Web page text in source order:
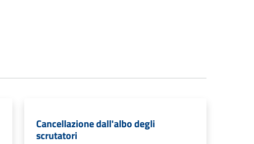
Cancellazione dall'albo degli
scrutatori